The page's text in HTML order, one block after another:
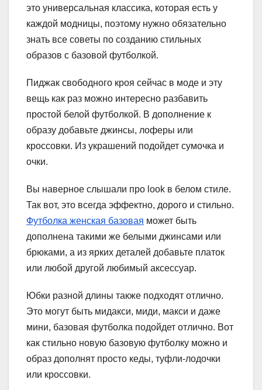
это универсальная классика, которая есть у
каждой модницы, поэтому нужно обязательно
знать все советы по созданию стильных
образов с базовой футболкой.
Пиджак свободного кроя сейчас в моде и эту
вещь как раз можно интересно разбавить
простой белой футболкой. В дополнение к
образу добавьте джинсы, лоферы или
кроссовки. Из украшений подойдет сумочка и
очки.
Вы наверное слышали про look в белом стиле.
Так вот, это всегда эффектно, дорого и стильно.
Футболка женская базовая может быть
дополнена такими же белыми джинсами или
брюками, а из ярких деталей добавьте платок
или любой другой любимый аксессуар.
Юбки разной длины также подходят отлично.
Это могут быть мидакси, миди, макси и даже
мини, базовая футболка подойдет отлично. Вот
как стильно новую базовую футболку можно и
образ дополнят просто кеды, туфли-лодочки
или кроссовки.